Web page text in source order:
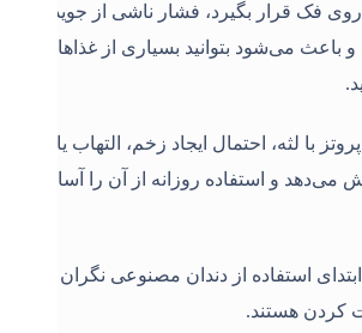
فک قرار بگیرد، فشار ناشی از جویدن
و باعث می‌شود بتوانید بسیاری از غذاها را
با لثه، احتمال ایجاد زخم، التهاب یا
و استفاده روزانه از آن را آسان‌تر
استفاده از دندان مصنوعی نگران
کردن هستند.